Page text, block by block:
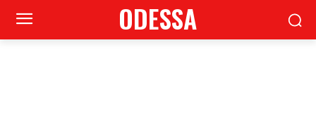
ODESSA